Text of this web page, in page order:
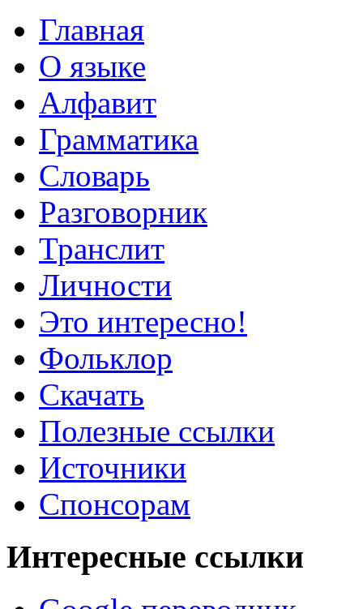
Главная
О языке
Алфавит
Грамматика
Словарь
Разговорник
Транслит
Личности
Это интересно!
Фольклор
Скачать
Полезные ссылки
Источники
Спонсорам
Интересные ссылки